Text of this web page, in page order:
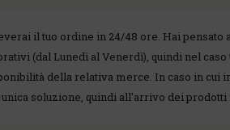
il tuo ordine in 24/48 ore. Hai
(dal Lunedì al Venerdì), quindi nel
della relativa merce. In caso in cui
unica soluzione, quindi all'arrivo dei